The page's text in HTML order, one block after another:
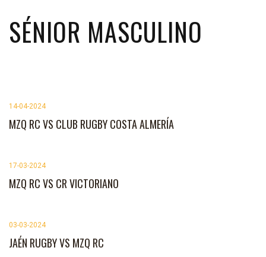
SÉNIOR MASCULINO
14-04-2024
MZQ RC VS CLUB RUGBY COSTA ALMERÍA
17-03-2024
MZQ RC VS CR VICTORIANO
03-03-2024
JAÉN RUGBY VS MZQ RC